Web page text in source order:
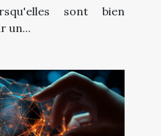
sont bien
un...